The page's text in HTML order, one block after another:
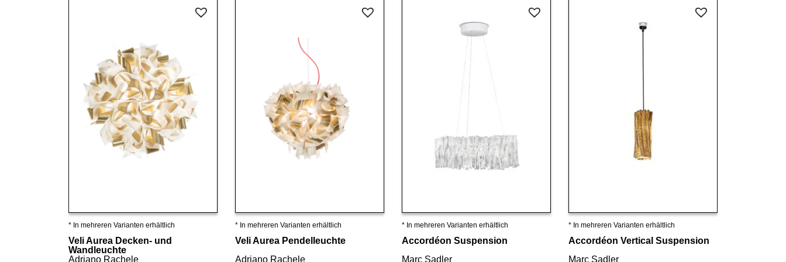
Details ansehen
* In mehreren Varianten erhältlich
Veli Aurea Decken- und
Wandleuchte
Adriano Rachele
Details ansehen
* In mehreren Varianten erhältlich
Veli Aurea Pendelleuchte
Adriano Rachele
Details ansehen
* In mehreren Varianten erhältlich
Accordéon Suspension
Marc Sadler
Details ansehen
* In mehreren Varianten erhältlich
Accordéon Vertical Suspension
Marc Sadler